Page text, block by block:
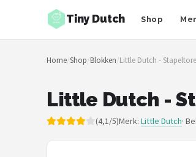
Tiny Dutch Shop
Zoeken
NAVIGATIE
Merken
Home/Shop/Blokken/Little Dutch -
Little Dutch -
(4,1/5)Merk: Little Dutch·